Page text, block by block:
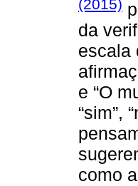
(2015)
da
escala
e “O
“sim”,
como